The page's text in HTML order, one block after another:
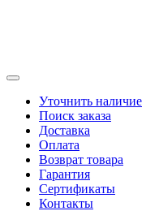
Уточнить наличие
Поиск заказа
Доставка
Оплата
Возврат товара
Гарантия
Сертификаты
Контакты